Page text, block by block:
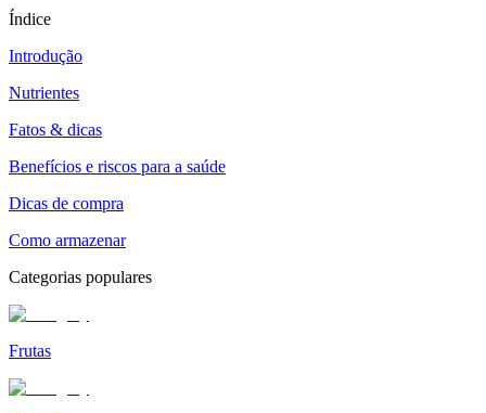
Índice
Introdução
Nutrientes
Fatos & dicas
Benefícios e riscos para a saúde
Dicas de compra
Como armazenar
Categorias populares
Frutas